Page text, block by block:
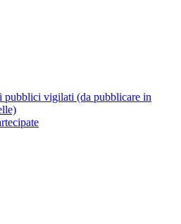
pubblici vigilati (da pubblicare in